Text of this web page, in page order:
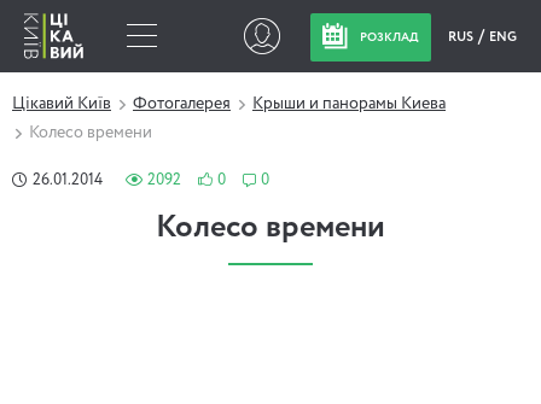
РОЗКЛАД RUS ENG
Цікавий Київ Фотогалерея
Крыши и панорамы Киева
Колесо времени
26.01.2014 2092 0 0
Колесо времени